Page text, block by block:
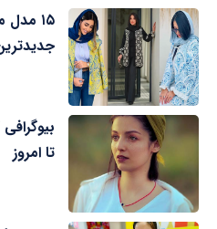
تا امروز